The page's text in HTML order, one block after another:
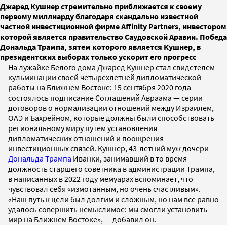
Джаред Кушнер стремительно приближается к своему
первому миллиарду благодаря скандально известной
частной инвестиционной фирме Affinity Partners, инвестором
которой является правительство Саудовской Аравии. Победа
Дональда Трампа, зятем которого является Кушнер, в
президентских выборах только ускорит его прогресс
На лужайке Белого дома Джаред Кушнер стал свидетелем
кульминации своей четырехлетней дипломатической
работы на Ближнем Востоке: 15 сентября 2020 года
состоялось подписание Соглашений Авраама — серии
договоров о нормализации отношений между Израилем,
ОАЭ и Бахрейном, которые должны были способствовать
региональному миру путем установления
дипломатических отношений и поощрения
инвестиционных связей. Кушнер, 43-летний муж дочери
Дональда Трампа Иванки, занимавший в то время
должность старшего советника в администрации Трампа,
в написанных в 2022 году мемуарах вспоминает, что
чувствовал себя «измотанным, но очень счастливым».
«Наш путь к цели был долгим и сложным, но нам все равно
удалось совершить немыслимое: мы смогли установить
мир на Ближнем Востоке», — добавил он.